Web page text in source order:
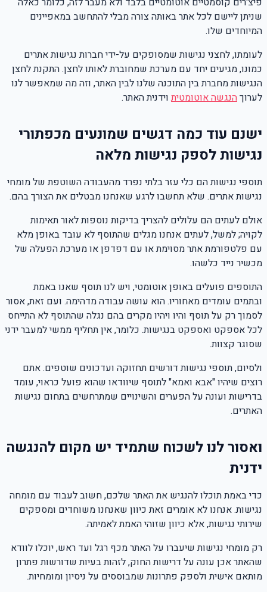
שניתן ליישם לכל אתר באותה צורה מבלי להתחשב במאפיינים
המיוחדים שלו.
לעומתו, לחצני נגישות שמסופקים על-ידי חברות נגישות אתרים
כמונו, מגיעים יחד עם מערכת שמחוברת לאותו לחצן. התקנת לחצן
הנגישות מחברת בין התוכנה שלנו לבין האתר, וזה מה שמאפשר לנו
לערוךהנגשה אוטומטיתוידנית האתר.
ישנם עוד כמה דגשים שמונעים מכפתורי
נגישות לספק נגישות מלאה
תוספי נגישות הם כלי עזר בלתי נפרד מהעבודה השוטפת של מומחי
נגישות אתרים. שלא תחשבו לרגע שאנחנו מבטלים את הצורך בהם.
אולם לעתים הם עלולים להצריך בדיקות נוספות לאור תאימות
לקויה; למשל, לעתים אנחנו מגלים שהתוסף לא עובד באופן מלא
עם פלטפורמת אתר מסוימת או עם דפדפן או מערכת הפעלה של
מכשיר נייד כלשהו.
התוספים פועלים באופן אוטומטי, ויש לנו תוסף שאנו באמת
ובתמים עומדים מאחוריו. הוא עושה עבודה מדהימה. ועם זאת, אסור
לסמוך רק על תוסף והיו ויהיו מקרים בהם נגלה שהתוסף לא התייחס
לכל אספקט ואספקט בנגישות. כלומר, אין תחליף ממשי למעבר ידני
שסוגר קצוות.
ולסיום, תוספי נגישות דורשים תחזוקה ועדכונים שוטפים. אתם
רוצים שיהיו "אבא ואמא" לתוסף שיוודאו שהוא פועל כראוי, עומד
בדרישות ועונה על הפערים והשינויים שמתרחשים בתחום נגישות
האתרים.
ואסור לנו לשכוח שתמיד יש מקום להנגשה
ידנית
כדי באמת תוכלו להנגיש את האתר שלכם, חשוב לעבוד עם מומחה
נגישות. אנחנו לא אומרים זאת כיוון שאנחנו משוחדים ומספקים
שירותי נגישות, אלא כיוון שזוהי האמת לאמיתה.
רק מומחי נגישות שיעברו על האתר מכף רגל ועד ראש, יוכלו לוודא
שהאתר אכן עונה על דרישות החוק, לזהות בעיות שדורשות פתרון
מותאם אישית ולספק פתרונות שמבוססים על ניסיון ומומחיות.